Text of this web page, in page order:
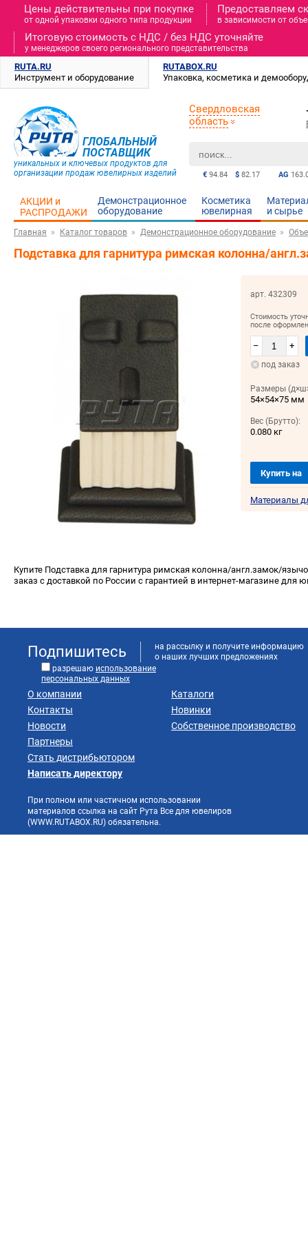
Цены действительны при покупке
от одной упаковки одного типа продукции
Предоставляем
в зависимости от
Итоговую стоимость c НДС / без НДС уточняйте
у менеджеров своего регионального представительства
RUTA.RU
Инструмент и оборудование
RUTABOX.RU
Упаковка, косметика и
ГЛОБАЛЬНЫЙ
ПОСТАВЩИК
уникальных и ключевых продуктов для
организации продаж ювелирных изделий
AG
€ 94.84 $ 82.17
Свердловская
область
АКЦИИ и
РАСПРОДАЖИ
Демонстрационное
оборудование
Косметика
ювелирная
и cырье
Главная Каталог товаров Демонстрационное оборудование
Подставка для гарнитура римская колонна/
арт. 432309
Стоимость
после
– +
под заказ
Размеры
54×54×75 мм
Вес (Брутто):
0.080 кг
Купить на
Материалы
Купите Подставка для гарнитура римская колонна/англ.замок/
заказ с доставкой по России с гарантией в интернет-магазине для
Подпишитесь
на рассылку и получите информацию
о наших лучших предложениях
разрешаю использование
персональных данных
О компании
Контакты
Новости
Партнеры
Стать дистрибьютором
Каталоги
Новинки
Собственное производство
Написать директору
При полном или частичном использовании
материалов ссылка на сайт Рута Все для ювелиров
(WWW.RUTABOX.RU) обязательна.